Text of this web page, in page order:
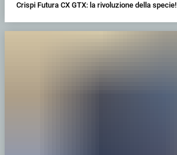
Crispi Futura CX GTX: la rivoluzione della specie!